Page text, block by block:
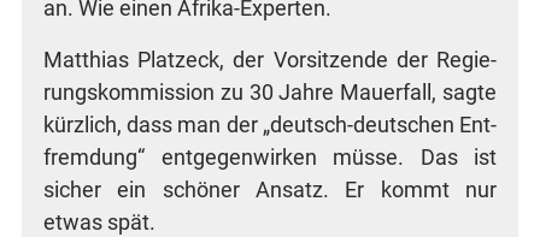
an. Wie einen Afrika-Experten.
Mat­thi­as Platz­eck, der Vor­sit­zen­de der Regie­
rungs­kom­mis­si­on zu 30 Jah­re Mau­er­fall, sag­te
kürz­lich, dass man der „deutsch-deut­schen Ent­
frem­dung“ ent­ge­gen­wir­ken müs­se. Das ist
sicher ein schö­ner Ansatz. Er kommt nur
etwas spät.